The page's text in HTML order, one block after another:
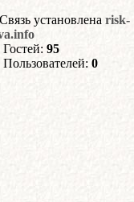
risk-
Гостей: 95
Пользователей: 0